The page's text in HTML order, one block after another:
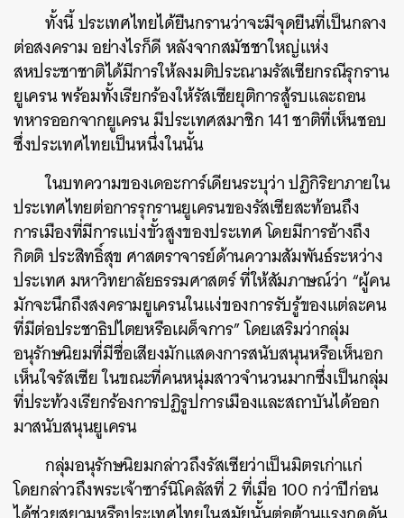
ทั้งนี้ ประเทศไทยได้ยืนกรานว่าจะมีจุดยืนที่เป็นกลาง
ต่อสงคราม อย่างไรก็ดี หลังจากสมัชชาใหญ่แห่ง
สหประชาชาติได้มีการให้ลงมติประณามรัสเซียกรณีรุกราน
ยูเครน พร้อมทั้งเรียกร้องให้รัสเซียยุติการสู้รบและถอน
ทหารออกจากยูเครน มีประเทศสมาชิก 141 ชาติที่เห็นชอบ
ซึ่งประเทศไทยเป็นหนึ่งในนั้น
ในบทความของเดอะการ์เดียนระบุว่า ปฏิกิริยาภายใน
ประเทศไทยต่อการรุกรานยูเครนของรัสเซียสะท้อนถึง
การเมืองที่มีการแบ่งขั้วสูงของประเทศ โดยมีการอ้างถึง
กิตติ ประสิทธิ์สุข ศาสตราจารย์ด้านความสัมพันธ์ระหว่าง
ประเทศ มหาวิทยาลัยธรรมศาสตร์ ที่ให้สัมภาษณ์ว่า “ผู้คน
มักจะนึกถึงสงครามยูเครนในแง่ของการรับรู้ของแต่ละคน
ที่มีต่อประชาธิปไตยหรือเผด็จการ” โดยเสริมว่ากลุ่ม
อนุรักษนิยมที่มีชื่อเสียงมักแสดงการสนับสนุนหรือเห็นอก
เห็นใจรัสเซีย ในขณะที่คนหนุ่มสาวจำนวนมากซึ่งเป็นกลุ่ม
ที่ประท้วงเรียกร้องการปฏิรูปการเมืองและสถาบันได้ออก
มาสนับสนุนยูเครน
กลุ่มอนุรักษนิยมกล่าวถึงรัสเซียว่าเป็นมิตรเก่าแก่
โดยกล่าวถึงพระเจ้าซาร์นิโคลัสที่ 2 ที่เมื่อ 100 กว่าปีก่อน